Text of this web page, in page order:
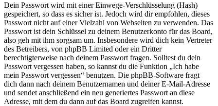
Dein Passwort wird mit einer Einwege-Verschlüsselung (Hash)
gespeichert, so dass es sicher ist. Jedoch wird dir empfohlen, dieses
Passwort nicht auf einer Vielzahl von Webseiten zu verwenden. Das
Passwort ist dein Schlüssel zu deinem Benutzerkonto für das Board,
also geh mit ihm sorgsam um. Insbesondere wird dich kein Vertreter
des Betreibers, von phpBB Limited oder ein Dritter
berechtigterweise nach deinem Passwort fragen. Solltest du dein
Passwort vergessen haben, so kannst du die Funktion „Ich habe
mein Passwort vergessen“ benutzen. Die phpBB-Software fragt
dich dann nach deinem Benutzernamen und deiner E-Mail-Adresse
und sendet anschließend ein neu generiertes Passwort an diese
Adresse, mit dem du dann auf das Board zugreifen kannst.